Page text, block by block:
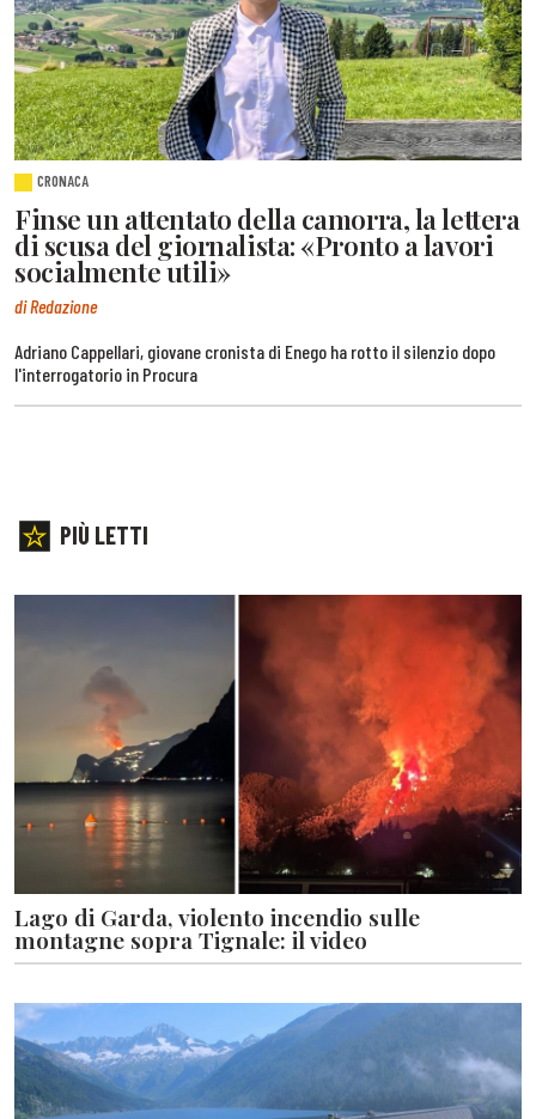
CRONACA
Finse un attentato della camorra, la lettera
di scusa del giornalista: «Pronto a lavori
socialmente utili»
di Redazione
Adriano Cappellari, giovane cronista di Enego ha rotto il silenzio dopo
l'interrogatorio in Procura
PIÙ LETTI
Lago di Garda, violento incendio sulle
montagne sopra Tignale: il video